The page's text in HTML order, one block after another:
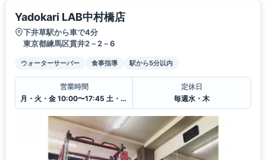
Yadokari LAB中村橋店
下井草駅から車で4分
東京都練馬区貫井2－2－6
ウォーターサーバー 食事指導 駅から5分以内
営業時間
月・火・金 10:00〜17:45 土・日・祝 9:00〜17:45
定休日
毎週水・木